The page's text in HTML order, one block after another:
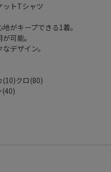
ットTシャツ
がキープできる1着。
可能。
デザイン。
クロ(80)
(40)